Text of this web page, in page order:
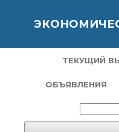
ТЕКУЩИЙ
ОБЪЯВЛЕНИЯ